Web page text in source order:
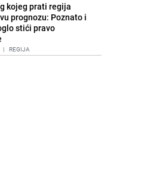
kojeg prati regija
prognozu: Poznato i
stići pravo
| REGIJA